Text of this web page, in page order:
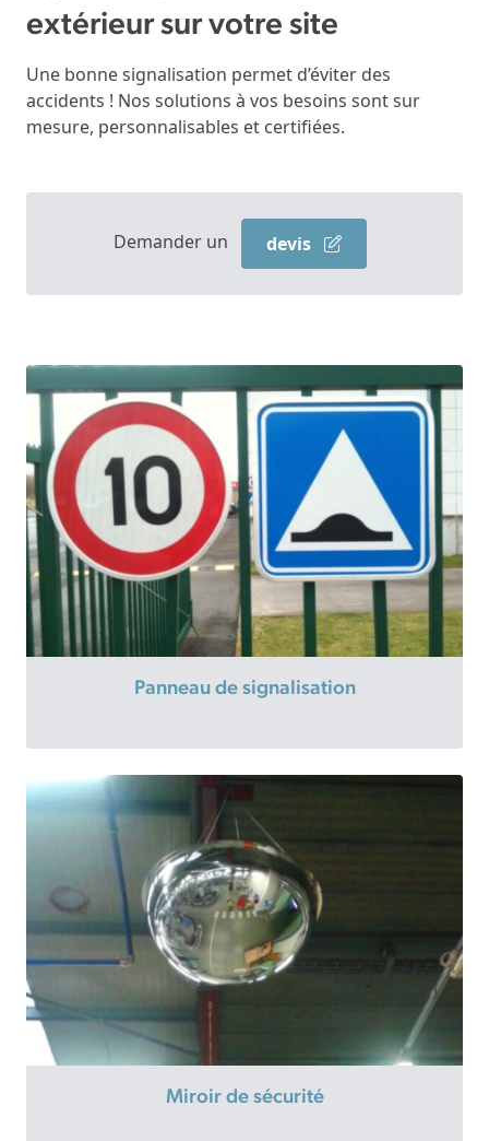
extérieur sur votre site
Une bonne signalisation permet d’éviter des
accidents ! Nos solutions à vos besoins sont sur
mesure, personnalisables et certifiées.
Demander un devis
Panneau de signalisation
Miroir de sécurité